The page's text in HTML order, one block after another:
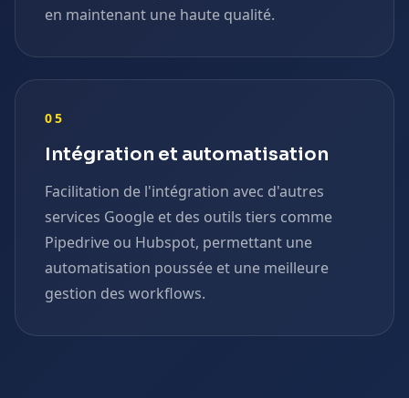
en maintenant une haute qualité.
05
Intégration et automatisation
Facilitation de l'intégration avec d'autres
services Google et des outils tiers comme
Pipedrive ou Hubspot, permettant une
automatisation poussée et une meilleure
gestion des workflows.